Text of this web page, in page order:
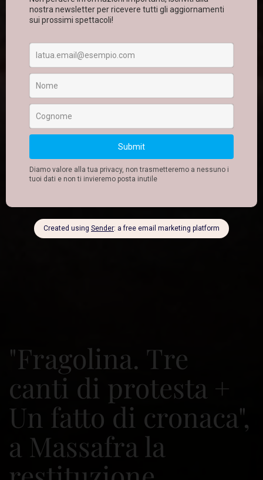
"Fragolina. Tre
canti di protesta +
Un fatto di cronaca",
a Massafra la